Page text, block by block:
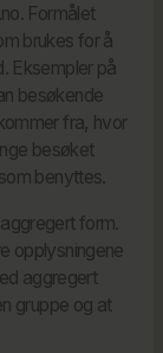
Formålet
brukes for å
Eksempler på
besøkende
fra, hvor
besøket
benyttes.
form.
opplysningene
aggregert
gruppe og at